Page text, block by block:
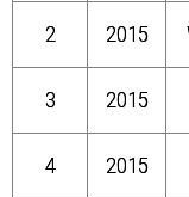
2
2015
3
2015
4
2015